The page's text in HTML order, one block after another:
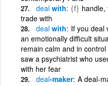
deal with {f} handle,
trade with
deal with If you deal
an emotionally difficult
remain calm and in
saw a psychiatrist who
with her fear
deal-maker A deal-